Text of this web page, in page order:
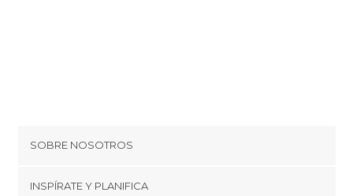
SOBRE NOSOTROS
Cookies
INSPÍRATE Y PLANIFICA